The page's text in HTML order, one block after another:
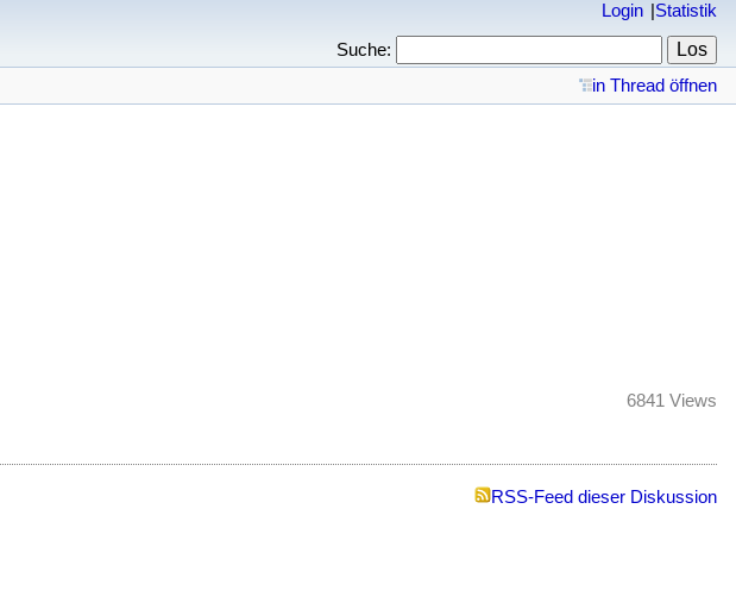
Login
Statistik
Suche:
in Thread öffnen
6841 Views
RSS-Feed dieser Diskussion